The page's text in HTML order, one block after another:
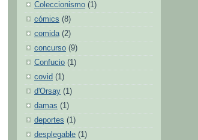
Coleccionismo (1)
cómics (8)
comida (2)
concurso (9)
Confucio (1)
covid (1)
d'Orsay (1)
damas (1)
deportes (1)
desplegable (1)